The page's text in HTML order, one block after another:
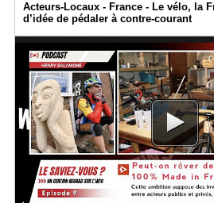
Acteurs-Locaux - France - Le vélo, la
d’idée de pédaler à contre-courant